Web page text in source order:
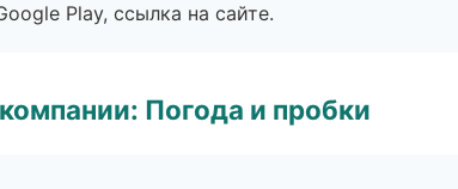
Play, ссылка на сайте.
Погода и пробки